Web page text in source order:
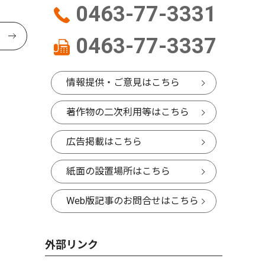
0463-77-3331
0463-77-3337
情報提供・ご意見はこちら
著作物の二次利用等はこちら
広告掲載はこちら
紙面の設置場所はこちら
Web版記事のお問合せはこちら
外部リンク